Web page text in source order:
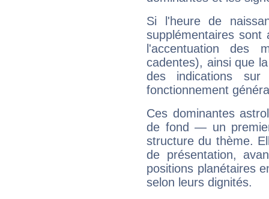
Si l'heure de
supplémentaires sont
l'accentuation des
cadentes), ainsi que
des indications sur
fonctionnement
Ces dominantes
de fond — un
structure du thème.
de présentation,
positions planétaires
selon leurs dignités.